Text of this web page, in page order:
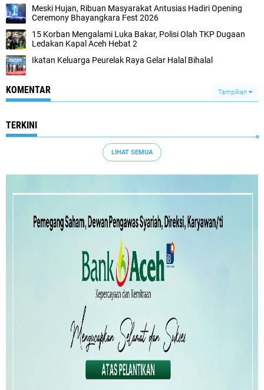
Meski Hujan, Ribuan Masyarakat Antusias Hadiri Opening
Ceremony Bhayangkara Fest 2026
15 Korban Mengalami Luka Bakar, Polisi Olah TKP Dugaan
Ledakan Kapal Aceh Hebat 2
Ikatan Keluarga Peurelak Raya Gelar Halal Bihalal
KOMENTAR Tampilkan
TERKINI
LIHAT SEMUA